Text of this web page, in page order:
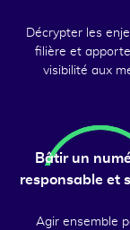
Décrypter les
filière et
visibilité aux
Bâtir un
responsable et
Agir ensemble